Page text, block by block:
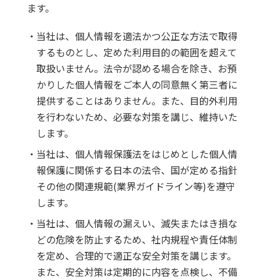
ます。
・当社は、個人情報を適法かつ公正な方法で取得
するものとし、定めた利用目的の範囲を超えて
取扱いません。法令が認める場合を除き、お預
かりした個人情報をご本人の同意無く第三者に
提供することはありません。また、目的外利用
を行わないため、必要な対策を講じ、維持いた
します。
・当社は、個人情報保護法をはじめとした個人情
報保護に関係する日本の法令、国が定める指針
その他の関連規範(業界ガイドライン等)を遵守
します。
・当社は、個人情報の漏えい、滅失またはき損な
どの危険を防止するため、社内規程や責任体制
を定め、合理的で適正な安全対策を講じます。
また、安全対策は定期的に内容を点検し、不備